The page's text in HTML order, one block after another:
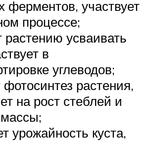
ферментов, участвует
процессе;
растению усваивать
в
углеводов;
фотосинтез растения,
на рост стеблей и
урожайность куста,